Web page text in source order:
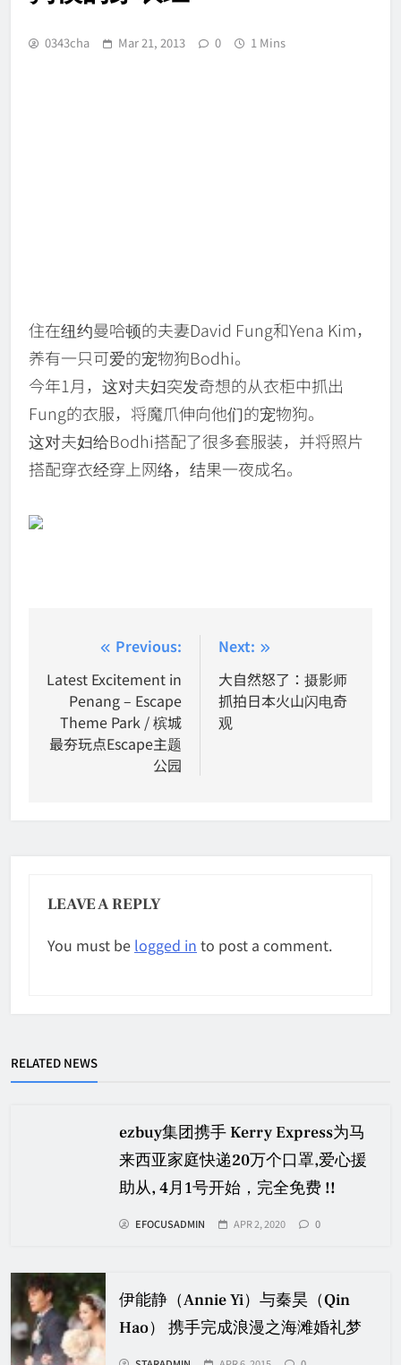
0343cha Mar 21, 2013 0 1 Mins
住在纽约曼哈顿的夫妻David Fung和Yena Kim，
养有一只可爱的宠物狗Bodhi。
今年1月，这对夫妇突发奇想的从衣柜中抓出
Fung的衣服，将魔爪伸向他们的宠物狗。
这对夫妇给Bodhi搭配了很多套服装，并将照片
搭配穿衣经穿上网络，结果一夜成名。
navigation
Previous:
Latest Excitement in
Penang – Escape
Theme Park / 槟城
最夯玩点Escape主题
公园
Next:
大自然怒了：摄影师
抓拍日本火山闪电奇
观
LEAVE A REPLY
You must be logged in to post a comment.
RELATED NEWS
ezbuy集团携手 Kerry Express为马
来西亚家庭快递20万个口罩,爱心援
助从, 4月1号开始，完全免费 !!
EFOCUSADMIN APR 2, 2020 0
伊能静（Annie Yi）与秦昊（Qin
Hao） 携手完成浪漫之海滩婚礼梦